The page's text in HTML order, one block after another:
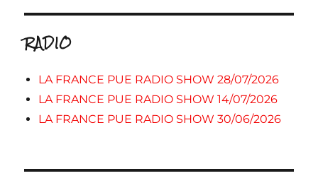
RADIO
LA FRANCE PUE RADIO SHOW 28/07/2026
LA FRANCE PUE RADIO SHOW 14/07/2026
LA FRANCE PUE RADIO SHOW 30/06/2026